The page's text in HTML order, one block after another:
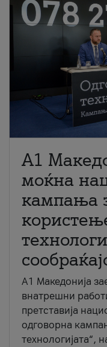
A1
моќна
кампања
A1 Македонија
внатрешни
претставија
одговорна
технологијата“,